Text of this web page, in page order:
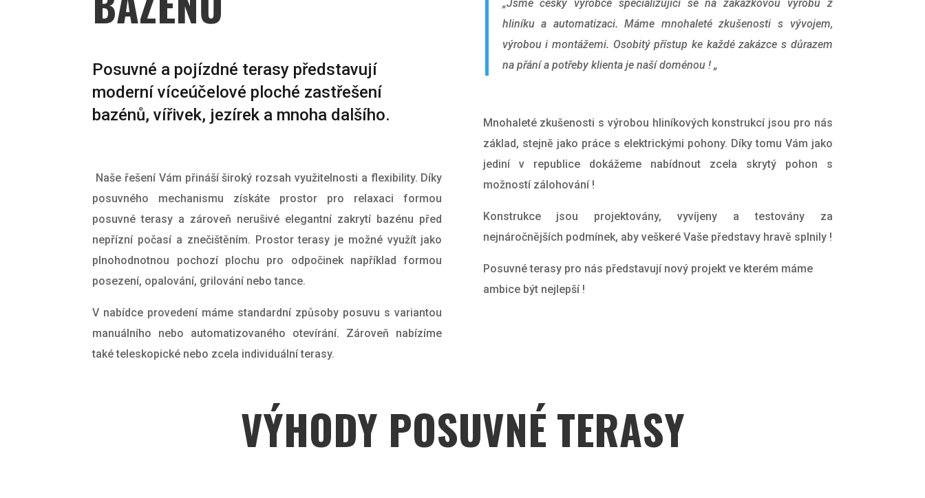
Posuvné a pojízdné terasy představují
moderní víceúčelové ploché zastřešení
bazénů, vířivek, jezírek a mnoha dalšího.
Naše řešení Vám přináší široký rozsah využitelnosti a flexibility. Díky
posuvného mechanismu získáte prostor pro relaxaci formou
posuvné terasy a zároveň nerušivé elegantní zakrytí bazénu před
nepřízní počasí a znečištěním. Prostor terasy je možné využít jako
plnohodnotnou pochozí plochu pro odpočinek například formou
posezení, opalování, grilování nebo tance.
V nabídce provedení máme standardní způsoby posuvu s variantou
manuálního nebo automatizovaného otevírání. Zároveň nabízíme
také teleskopické nebo zcela individuální terasy.
„Jsme český výrobce specializující se na zakázkovou výrobu z
hliníku a automatizaci. Máme mnohaleté zkušenosti s vývojem,
výrobou i montážemi. Osobitý přístup ke každé zakázce s důrazem
na přání a potřeby klienta je naší doménou ! „
Mnohaleté zkušenosti s výrobou hliníkových konstrukcí jsou pro nás
základ, stejně jako práce s elektrickými pohony. Díky tomu Vám jako
jediní v republice dokážeme nabídnout zcela skrytý pohon s
možností zálohování !
Konstrukce jsou projektovány, vyvíjeny a testovány za
nejnáročnějších podmínek, aby veškeré Vaše představy hravě splnily !
Posuvné terasy pro nás představují nový projekt ve kterém máme
ambice být nejlepší !
VÝHODY POSUVNÉ TERASY